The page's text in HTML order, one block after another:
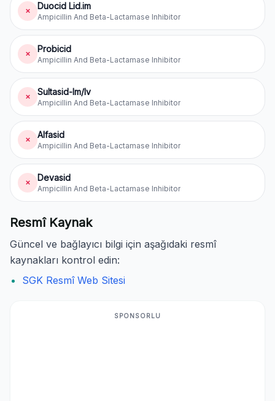
✗ Duocid Lid.im
Ampicillin And Beta-Lactamase Inhibitor
✗ Probicid
Ampicillin And Beta-Lactamase Inhibitor
✗ Sultasid-Im/Iv
Ampicillin And Beta-Lactamase Inhibitor
✗ Alfasid
Ampicillin And Beta-Lactamase Inhibitor
✗ Devasid
Ampicillin And Beta-Lactamase Inhibitor
Resmî Kaynak
Güncel ve bağlayıcı bilgi için aşağıdaki resmî
kaynakları kontrol edin:
SGK Resmî Web Sitesi
SPONSORLU